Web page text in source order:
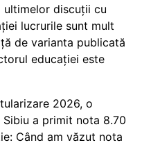
ultimelor discuții cu
lucrurile sunt mult
de varianta publicată
educației este
2026, o
a primit nota 8.70
Când am văzut nota